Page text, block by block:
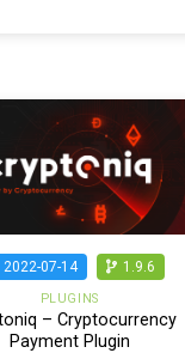
2022-07-14 1.9.6
PLUGINS
– Cryptocurrency
Payment Plugin